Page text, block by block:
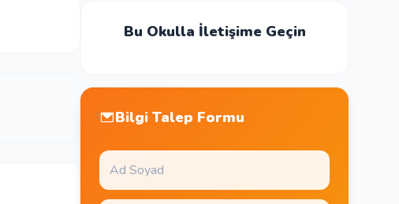
Bu Okulla İletişime Geçin
Bilgi Talep Formu